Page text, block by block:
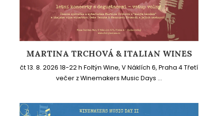
MARTINA TRCHOVÁ & ITALIAN WINES
čt 13. 8. 2026 18-22 h Foltýn Wine, V Náklích 6, Praha 4 Třetí
večer z Winemakers Music Days ...